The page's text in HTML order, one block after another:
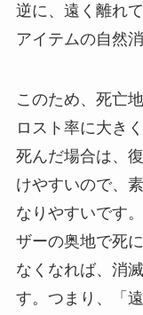
逆に、遠く離れ
アイテムの自然
このため、死亡
ロスト率に大き
死んだ場合は、
けやすいので、
なりやすいです
ザーの奥地で死
なくなれば、消
す。つまり、「